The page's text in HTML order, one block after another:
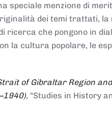
speciale menzione di
dei temi trattati,
ricerca che pongono in
la cultura popolare, le
of Gibraltar Region
, "Studies in History